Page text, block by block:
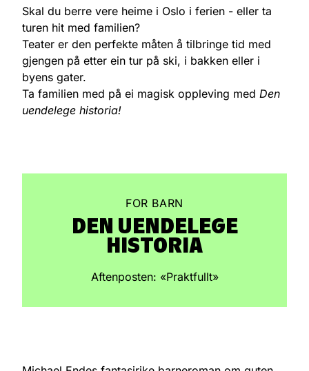
Skal du berre vere heime i Oslo i ferien - eller ta
turen hit med familien?
Teater er den perfekte måten å tilbringe tid med
gjengen på etter ein tur på ski, i bakken eller i
byens gater.
Ta familien med på ei magisk oppleving med Den
uendelege historia!
FOR BARN
DEN UENDELEGE
HISTORIA
Aftenposten: «Praktfullt»